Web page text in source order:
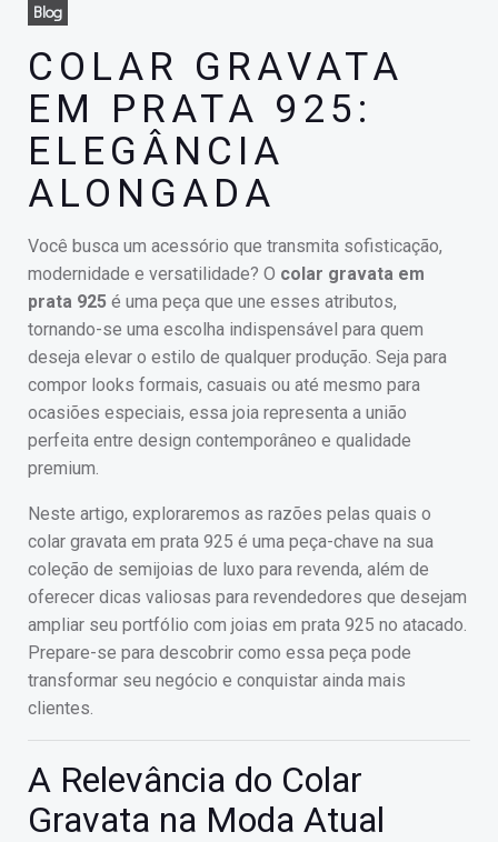
Blog
COLAR GRAVATA
EM PRATA 925:
ELEGÂNCIA
ALONGADA
Você busca um acessório que transmita sofisticação,
modernidade e versatilidade? O colar gravata em
prata 925 é uma peça que une esses atributos,
tornando-se uma escolha indispensável para quem
deseja elevar o estilo de qualquer produção. Seja para
compor looks formais, casuais ou até mesmo para
ocasiões especiais, essa joia representa a união
perfeita entre design contemporâneo e qualidade
premium.
Neste artigo, exploraremos as razões pelas quais o
colar gravata em prata 925 é uma peça-chave na sua
coleção de semijoias de luxo para revenda, além de
oferecer dicas valiosas para revendedores que desejam
ampliar seu portfólio com joias em prata 925 no atacado.
Prepare-se para descobrir como essa peça pode
transformar seu negócio e conquistar ainda mais
clientes.
A Relevância do Colar
Gravata na Moda Atual